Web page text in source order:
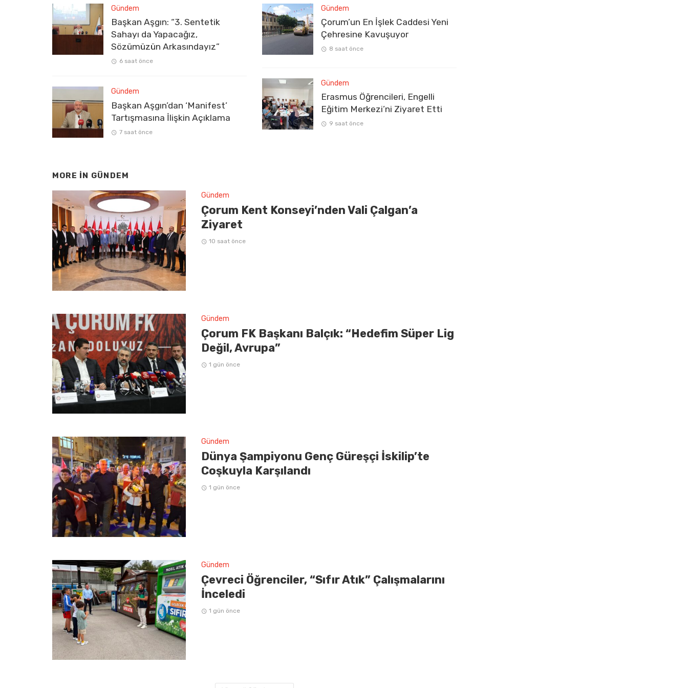
Gündem
Başkan Aşgın: “3. Sentetik
Sahayı da Yapacağız,
Sözümüzün Arkasındayız”
6 saat önce
Gündem
Başkan Aşgın’dan ‘Manifest’
Tartışmasına İlişkin Açıklama
7 saat önce
Gündem
Çorum’un En İşlek Caddesi Yeni
Çehresine Kavuşuyor
8 saat önce
Gündem
Erasmus Öğrencileri, Engelli
Eğitim Merkezi’ni Ziyaret Etti
9 saat önce
MORE IN GÜNDEM
Gündem
Çorum Kent Konseyi’nden Vali Çalgan’a
Ziyaret
10 saat önce
Gündem
Çorum FK Başkanı Balçık: “Hedefim Süper Lig
Değil, Avrupa”
1 gün önce
Gündem
Dünya Şampiyonu Genç Güreşçi İskilip’te
Coşkuyla Karşılandı
1 gün önce
Gündem
Çevreci Öğrenciler, “Sıfır Atık” Çalışmalarını
İnceledi
1 gün önce